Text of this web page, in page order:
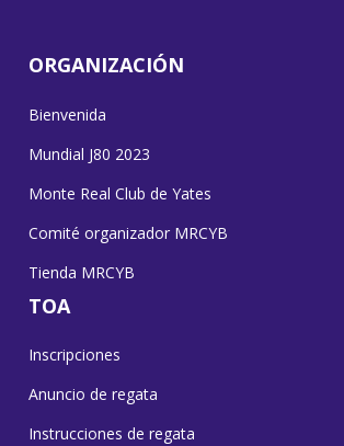
ORGANIZACIÓN
Bienvenida
Mundial J80 2023
Monte Real Club de Yates
Comité organizador MRCYB
Tienda MRCYB
TOA
Inscripciones
Anuncio de regata
Instrucciones de regata